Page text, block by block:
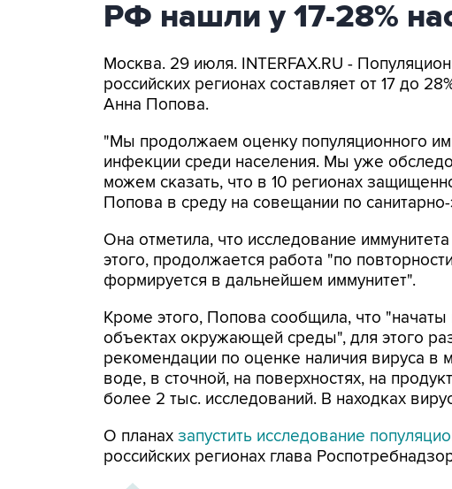
РФ нашли у 17-28%
Москва. 29 июля. INTERFAX.RU -
российских регионах составляет от 17 до
Анна Попова.
"Мы продолжаем оценку популяционного
инфекции среди населения. Мы уже
можем сказать, что в 10 регионах
Попова в среду на совещании по
Она отметила, что исследование
этого, продолжается работа "по
формируется в дальнейшем иммунитет".
Кроме этого, Попова сообщила, что
объектах окружающей среды", для этого
рекомендации по оценке наличия вируса в
воде, в сточной, на поверхностях, на
более 2 тыс. исследований. В находках
О планах запустить исследование
российских регионах глава